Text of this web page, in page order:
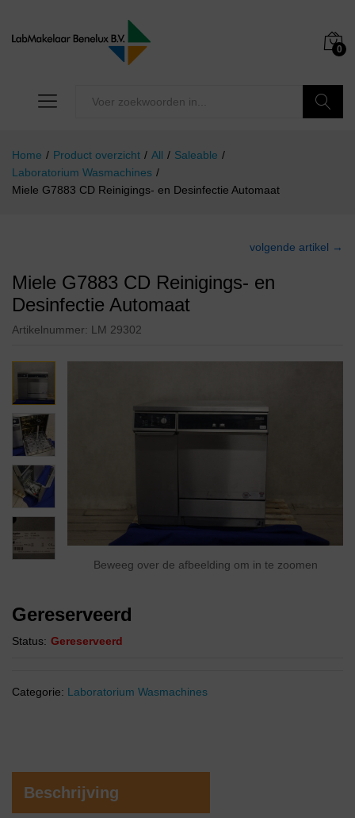
0
Home / Product overzicht / All / Saleable /
Laboratorium Wasmachines /
Miele G7883 CD Reinigings- en Desinfectie Automaat
volgende artikel →
Miele G7883 CD Reinigings- en
Desinfectie Automaat
Artikelnummer: LM 29302
Beweeg over de afbeelding om in te zoomen
Gereserveerd
Status: Gereserveerd
Categorie: Laboratorium Wasmachines
Beschrijving